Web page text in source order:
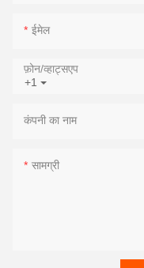
ईमेल
+1
फ़ोन/व्हाट्सएप
कंपनी का नाम
सामग्री